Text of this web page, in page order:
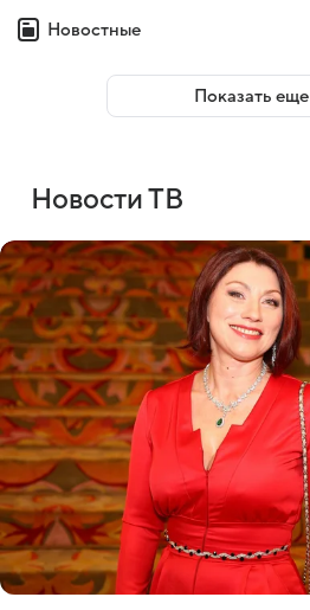
Новостные
Показать еще
Новости ТВ